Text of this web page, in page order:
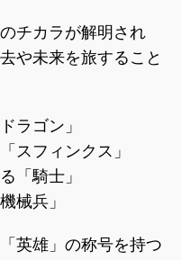
チカラが解明され
や未来を旅すること
ラゴン」
スフィンクス」
「騎士」
械兵」
英雄」の称号を持つ